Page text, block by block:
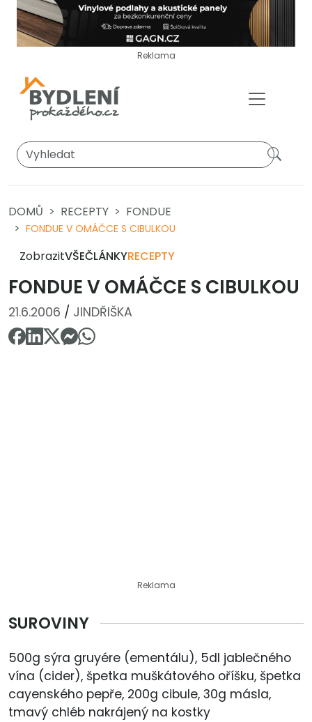
Reklama
DOMŮ RECEPTY FONDUE
FONDUE V OMÁČCE S CIBULKOU
ZobrazitVŠEČLÁNKYRECEPTY
FONDUE V OMÁČCE S CIBULKOU
21.6.2006 / JINDŘIŠKA
Reklama
SUROVINY
500g sýra gruyére (ementálu), 5dl jablečného
vína (cider), špetka muškátového oříšku, špetka
cayenského pepře, 200g cibule, 30g másla,
tmavý chléb nakrájený na kostky